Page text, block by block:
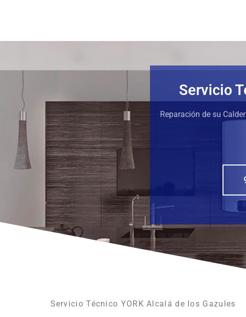
Servicio
Reparación de su
Servicio Técnico YORK Alcalá de los Gazules